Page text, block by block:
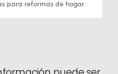
para reformas de hogar